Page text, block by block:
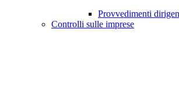
Provvedimenti
Controlli sulle imprese